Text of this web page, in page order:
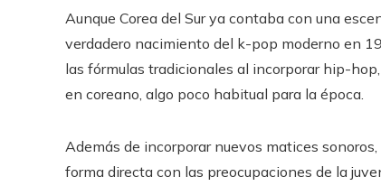
Aunque Corea del Sur ya contaba con una
verdadero nacimiento del k-pop moderno en
las fórmulas tradicionales al incorporar hip-
en coreano, algo poco habitual para la época.
Además de incorporar nuevos matices
forma directa con las preocupaciones de la